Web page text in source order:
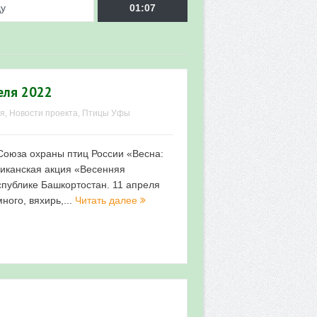
мониторинга
2026 году
01:07
2022
Новости проекта Птицы Уфы
охраны птиц России «Весна:
акция «Весенняя
Башкортостан. 11 апреля
вяхирь,... Читать далее